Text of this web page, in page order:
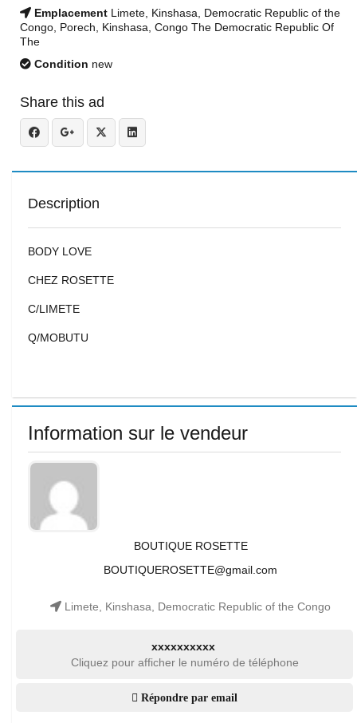
Emplacement Limete, Kinshasa, Democratic Republic of the
Congo, Porech, Kinshasa, Congo The Democratic Republic Of
The
Condition new
Share this ad
Description
BODY LOVE
CHEZ ROSETTE
C/LIMETE
Q/MOBUTU
Information sur le vendeur
BOUTIQUE ROSETTE
BOUTIQUEROSETTE@gmail.com
Limete, Kinshasa, Democratic Republic of the Congo
xxxxxxxxxx
Cliquez pour afficher le numéro de téléphone
Répondre par email